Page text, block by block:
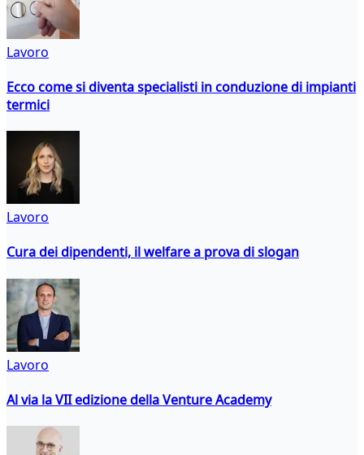
Lavoro
Ecco come si diventa specialisti in conduzione di impianti
termici
Lavoro
Cura dei dipendenti, il welfare a prova di slogan
Lavoro
Al via la VII edizione della Venture Academy